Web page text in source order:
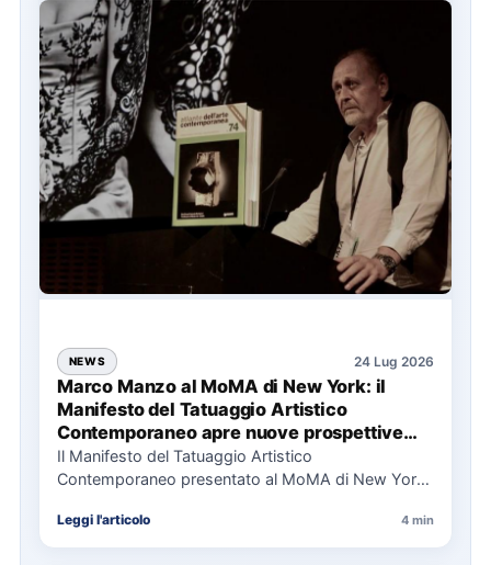
NEWS 24 Lug 2026
Marco Manzo al MoMA di New York: il
Manifesto del Tatuaggio Artistico
Contemporaneo apre nuove prospettive
per il collezionismo
Il Manifesto del Tatuaggio Artistico
Contemporaneo presentato al MoMA di New York
Leggi l'articolo 4 min